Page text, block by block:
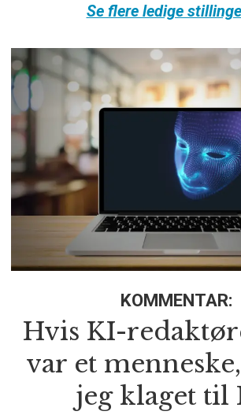
Se flere ledige
KOMMENTAR:
Hvis KI-
var et
jeg klaget til